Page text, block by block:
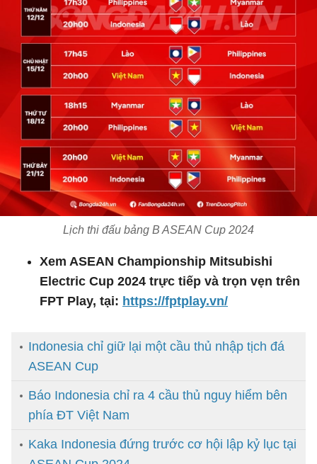
Lịch thi đấu bảng B ASEAN Cup 2024
Xem ASEAN Championship Mitsubishi
Electric Cup 2024 trực tiếp và trọn vẹn trên
FPT Play, tại: https://fptplay.vn/
Indonesia chỉ giữ lại một cầu thủ nhập tịch đá
ASEAN Cup
Báo Indonesia chỉ ra 4 cầu thủ nguy hiểm bên
phía ĐT Việt Nam
Kaka Indonesia đứng trước cơ hội lập kỷ lục tại